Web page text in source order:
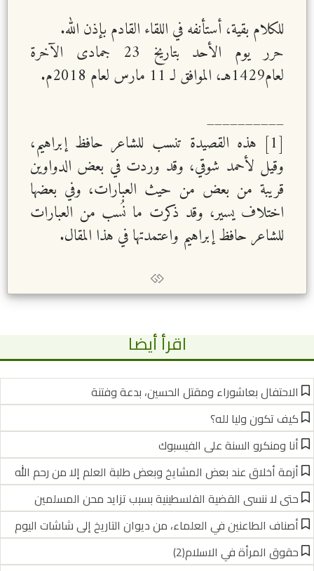
للكلام بقية، أستأنفه في اللقاء القادم بإذن الله.
حرر يوم الأحد بتاريخ 23 جمادى الآخرة
لعام1429هـ، الموافق لـ 11 مارس لعام 2018م.
__________
[1] هذه القصيدة تنسب للشاعر حافظ إبراهيم،
وقيل لأحمد شوقي، وقد وردت في بعض الدواوين
قريبة من بعض من حيث العبارات، وفي بعضها
اختلاف يسير، وقد ذكرت ما نُسب من العبارات
للشاعر حافظ إبراهيم واعتمدتها في هذا المقال.
اقرأ أيضا
الاحتفال بعاشوراء ومقتل الحسين، بدعة وفتنة
كيف تكون وليا لله؟
أنا ومنكرو السنة على الفيسبوك
أزمة أخلاق عند بعض المشايخ وبعض طلبة العلم إلا من رحم الله
حتى لا ننسى القضية الفلسطينية بسبب تزايد محن المسلمين
أصناف الطاعنين في العلماء، من ديوان التاريخ إلى شاشات اليوم
حقوق المرأة في الاسلام(2)